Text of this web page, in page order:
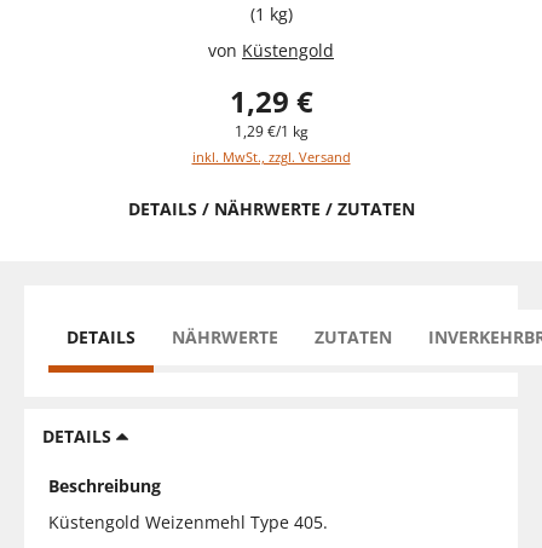
(1 kg)
von Küstengold
1,29 €
1,29 €/1 kg
inkl. MwSt., zzgl. Versand
DETAILS / NÄHRWERTE / ZUTATEN
DETAILS NÄHRWERTE ZUTATEN
DETAILS
Beschreibung
Küstengold Weizenmehl Type 405.